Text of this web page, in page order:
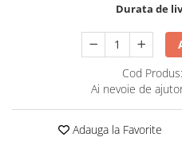
Microfoane lavaliera si headset
Microfoane podcast, USB, iOS /
Microfoane pt Camere Video
Microfoane pt instalatii si
conferinta
Microfoane Ribbon
Durata de
Cod Produs:
Ai nevoie de
Adauga la Favorite